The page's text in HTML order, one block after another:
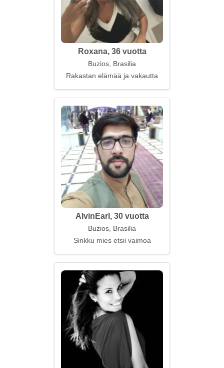
Roxana, 36 vuotta
Buzios, Brasilia
Rakastan elämää ja vakautta
AlvinEarl, 30 vuotta
Buzios, Brasilia
Sinkku mies etsii vaimoa